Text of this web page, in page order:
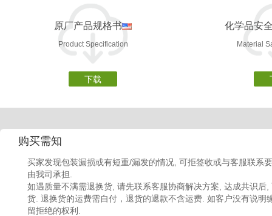
原厂产品规格书
Product Specification
下载
化学品安
Material
购买需知
买家发现包装漏损或有短重/漏发的情况, 可拒签收或与客服联系
由我司承担.
如遇质量不满需退换货, 请先联系客服协商解决方案, 达成共识后
货. 退换货的运费需自付，退货的退款不含运费. 如客户没有说明
留拒绝的权利.